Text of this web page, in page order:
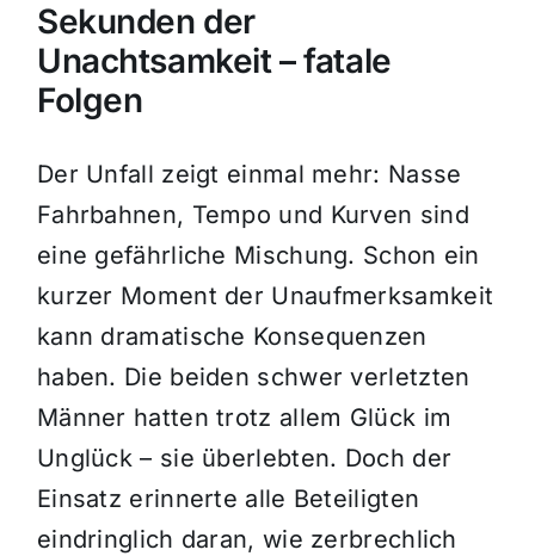
Sekunden der
Unachtsamkeit – fatale
Folgen
Der Unfall zeigt einmal mehr: Nasse
Fahrbahnen, Tempo und Kurven sind
eine gefährliche Mischung. Schon ein
kurzer Moment der Unaufmerksamkeit
kann dramatische Konsequenzen
haben. Die beiden schwer verletzten
Männer hatten trotz allem Glück im
Unglück – sie überlebten. Doch der
Einsatz erinnerte alle Beteiligten
eindringlich daran, wie zerbrechlich